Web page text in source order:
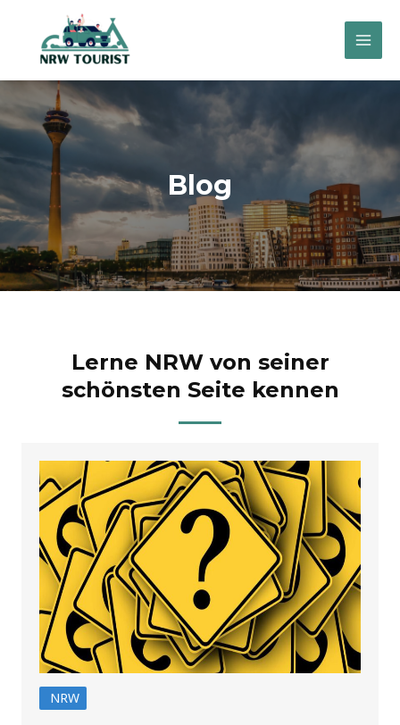
springen
Main
Blog
Lerne NRW von seiner
schönsten Seite kennen
NRW